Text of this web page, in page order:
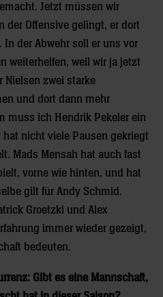
Jetzt müssen wir
der Offensive gelingt, er dort
der Abwehr soll er uns vor
weiterhelfen, weil wir ja jetzt
Nielsen zwei starke
und dort dann mehr
muss ich Hendrik Pekeler ein
nicht viele Pausen gekriegt
Mads Mensah hat auch fast
vorne wie hinten, und hat
gilt für Andy Schmid.
Groetzki und Alex
immer wieder gezeigt,
bedeuten.
Gibt es eine Mannschaft,